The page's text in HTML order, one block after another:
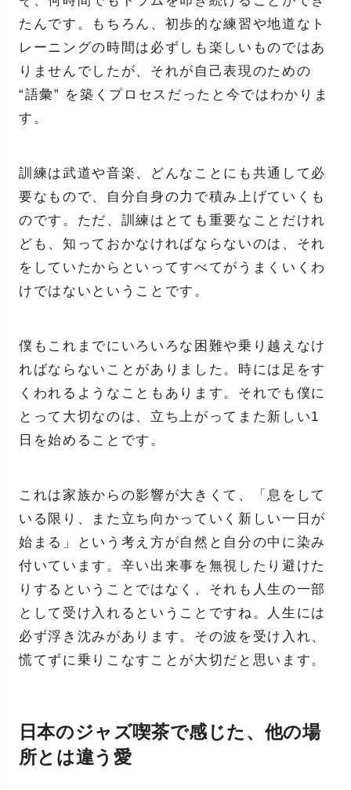
たんです。もちろん、初歩的な練習や地道なト
レーニングの時間は必ずしも楽しいものではあ
りませんでしたが、それが自己表現のための
“語彙” を築くプロセスだったと今ではわかりま
す。
訓練は武道や音楽、どんなことにも共通して必
要なもので、自分自身の力で積み上げていくも
のです。ただ、訓練はとても重要なことだけれ
ども、知っておかなければならないのは、それ
をしていたからといってすべてがうまくいくわ
けではないということです。
僕もこれまでにいろいろな困難や乗り越えなけ
ればならないことがありました。時には足をす
くわれるようなこともあります。それでも僕に
とって大切なのは、立ち上がってまた新しい1
日を始めることです。
これは家族からの影響が大きくて、「息をして
いる限り、また立ち向かっていく新しい一日が
始まる」という考え方が自然と自分の中に染み
付いています。辛い出来事を無視したり避けた
りするということではなく、それも人生の一部
として受け入れるということですね。人生には
必ず浮き沈みがあります。その波を受け入れ、
慌てずに乗りこなすことが大切だと思います。
日本のジャズ喫茶で感じた、他の場
所とは違う愛